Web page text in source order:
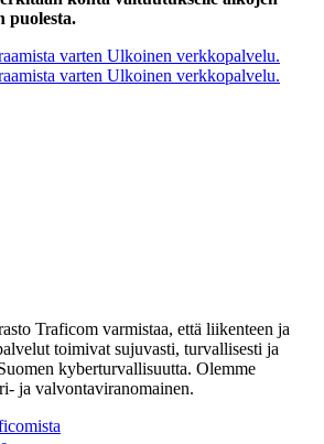
puolesta.
varten Ulkoinen verkkopalvelu.
varten Ulkoinen verkkopalvelu.
Traficom varmistaa, että liikenteen ja
toimivat sujuvasti, turvallisesti ja
kyberturvallisuutta. Olemme
ja valvontaviranomainen.